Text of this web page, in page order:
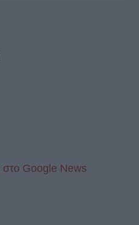
στo Google News